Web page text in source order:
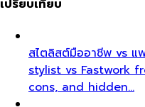
เปรียบเทียบ
สไตลิสต์มืออาชีพ vs แ
stylist vs Fastwork
cons, and hidden…